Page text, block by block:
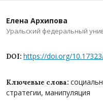
Елена Архипова
Уральский федеральный
DOI: https://doi.org/
Ключевые слова:
стратегии, манипуляция